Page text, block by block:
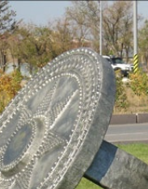
Алматы
Астана
Афины
Киев